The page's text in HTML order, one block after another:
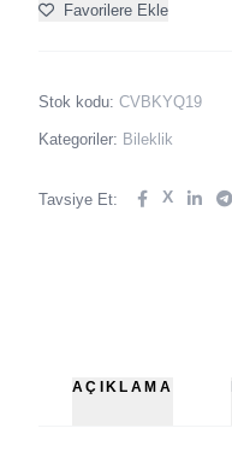
Favorilere Ekle
Stok kodu: CVBKYQ19
Kategoriler: Bileklik
Tavsiye Et: X
AÇIKLAMA